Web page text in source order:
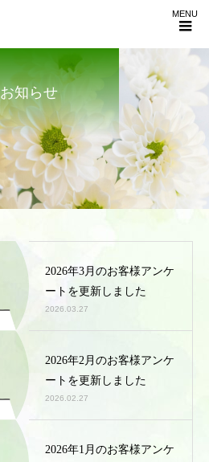
MENU
お知らせ
2026年3月のお客様アンケ
ートを更新しました
2026.03.27
2026年2月のお客様アンケ
ートを更新しました
2026.02.27
2026年1月のお客様アンケ